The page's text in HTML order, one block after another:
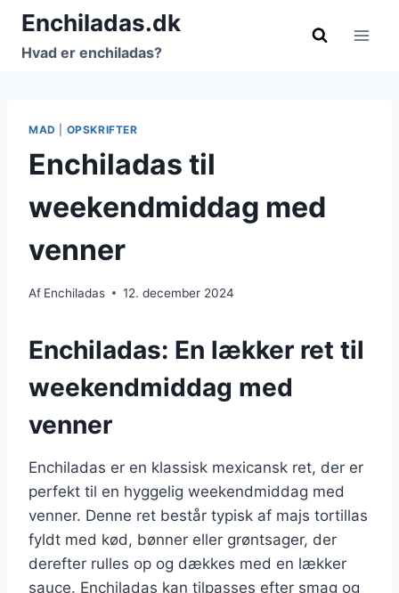
Fortsæt
indhold
Enchiladas.dk
Hvad er enchiladas?
MAD OPSKRIFTER
Enchiladas til
weekendmiddag med
venner
Af Enchiladas 12. december 2024
Enchiladas: En lækker ret til
weekendmiddag med
venner
Enchiladas er en klassisk mexicansk ret, der er
perfekt til en hyggelig weekendmiddag med
venner. Denne ret består typisk af majs tortillas
fyldt med kød, bønner eller grøntsager, der
derefter rulles op og dækkes med en lækker
sauce. Enchiladas kan tilpasses efter smag og